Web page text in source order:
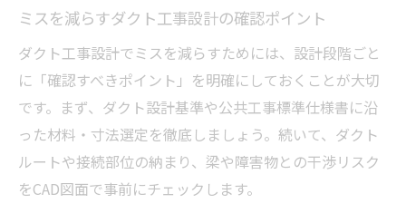
ミスを減らすダクト工事設計の確認ポイント
ダクト工事設計でミスを減らすためには、設計段階ごと
に「確認すべきポイント」を明確にしておくことが大切
です。まず、ダクト設計基準や公共工事標準仕様書に沿
った材料・寸法選定を徹底しましょう。続いて、ダクト
ルートや接続部位の納まり、梁や障害物との干渉リスク
をCAD図面で事前にチェックします。